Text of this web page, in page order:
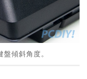
傾斜角度。